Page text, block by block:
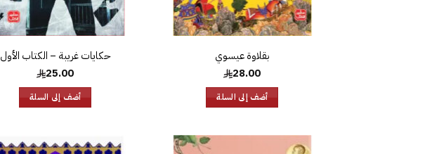
بقلاوة عيسوي
28.00
أضف إلى السلة
حكايات غريبة – الكتاب الأول
25.00
أضف إلى السلة